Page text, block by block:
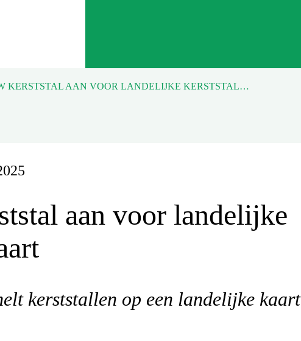
MELD UW KERSTSTAL AAN VOOR LANDELIJKE KERSTSTALLENKAART
aan voor landelijke
kerststallen op een landelijke kaart